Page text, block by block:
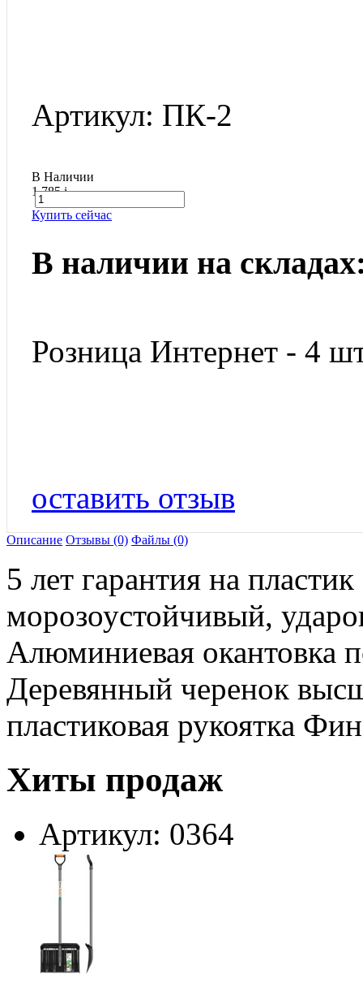
Артикул: ПК-2
В Наличии
1 785i
Купить сейчас
В наличии на
Розница Интернет - 4
оставить отзыв
Описание Отзывы (0) Файлы (0)
5 лет гарантия на
морозоустойчивый,
Алюминиевая окантовка
Деревянный черенок
пластиковая рукоятка
Хиты продаж
Артикул: 0364